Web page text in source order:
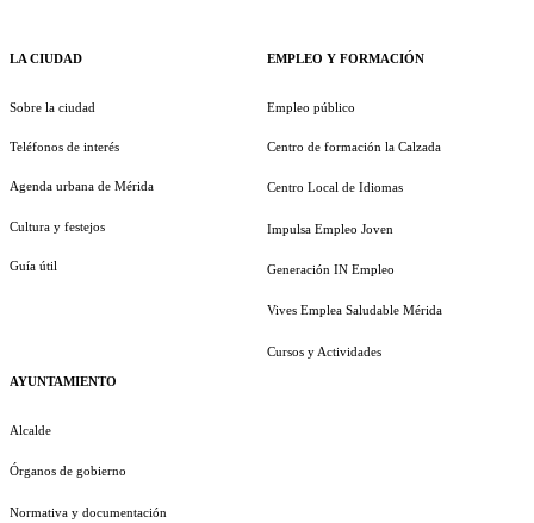
LA CIUDAD
Sobre la ciudad
Teléfonos de interés
Agenda urbana de Mérida
Cultura y festejos
Guía útil
AYUNTAMIENTO
Alcalde
Órganos de gobierno
Normativa y documentación
EMPLEO Y FORMACIÓN
Empleo público
Centro de formación la Calzada
Centro Local de Idiomas
Impulsa Empleo Joven
Generación IN Empleo
Vives Emplea Saludable Mérida
Cursos y Actividades